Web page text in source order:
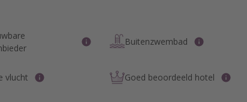
Buitenzwembad
vlucht Goed beoordeeld hotel